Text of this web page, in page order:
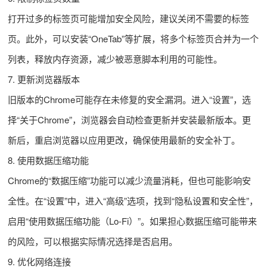
打开过多的标签页可能增加安全风险，建议关闭不需要的标签
页。此外，可以安装“OneTab”等扩展，将多个标签页合并为一个
列表，释放内存资源，减少被恶意脚本利用的可能性。
7. 更新浏览器版本
旧版本的Chrome可能存在未修复的安全漏洞。进入“设置”，选
择“关于Chrome”，浏览器会自动检查更新并安装最新版本。更
新后，重启浏览器以应用更改，确保使用最新的安全补丁。
8. 使用数据压缩功能
Chrome的“数据压缩”功能可以减少流量消耗，但也可能影响安
全性。在“设置”中，进入“高级”选项，找到“隐私设置和安全性”，
启用“使用数据压缩功能（Lo-Fi）”。如果担心数据压缩可能带来
的风险，可以根据实际情况选择是否启用。
9. 优化网络连接